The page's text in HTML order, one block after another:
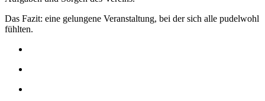
Das Fazit: eine gelungene Veranstaltung, bei der sich alle pudelwohl
fühlten.